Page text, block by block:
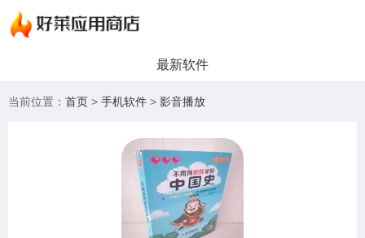
最新软件
当前位置： 首页 > 手机软件 > 影音播放